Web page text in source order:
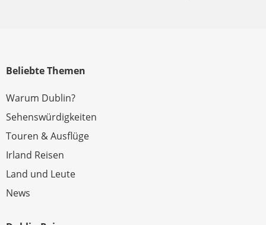
Beliebte Themen
Warum Dublin?
Sehenswürdigkeiten
Touren & Ausflüge
Irland Reisen
Land und Leute
News